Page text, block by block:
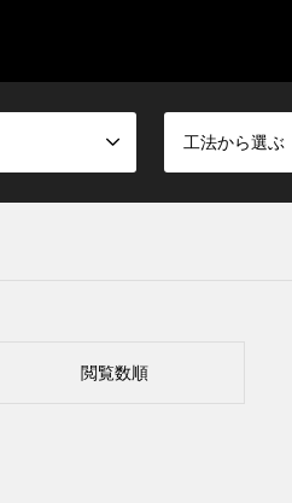
工法から選ぶ
閲覧数順